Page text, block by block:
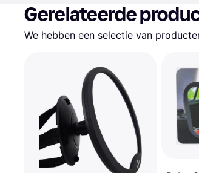
Gerelateerde
We hebben een selectie van